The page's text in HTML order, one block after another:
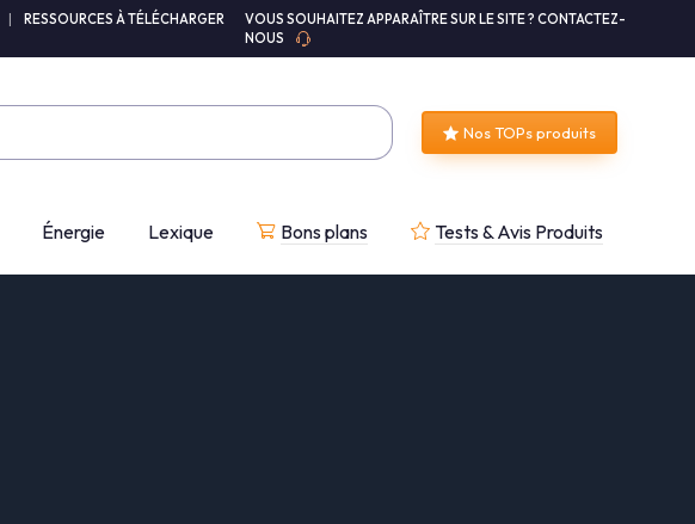
RESSOURCES À TÉLÉCHARGER
VOUS SOUHAITEZ APPARAÎTRE SUR LE SITE ? CONTACTEZ-
NOUS
Nos TOPs produits
Énergie Lexique Bons plans Tests & Avis Produits